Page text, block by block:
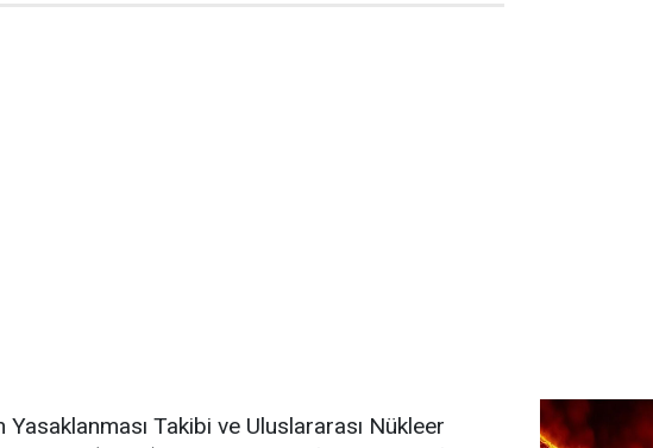
Yasaklanması Takibi ve Uluslararası Nükleer